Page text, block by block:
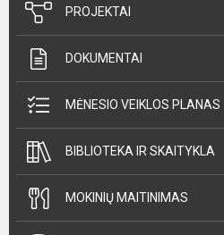
PROJEKTAI
DOKUMENTAI
MĖNESIO VEIKLOS PLANAS
BIBLIOTEKA IR SKAITYKLA
MOKINIŲ MAITINIMAS